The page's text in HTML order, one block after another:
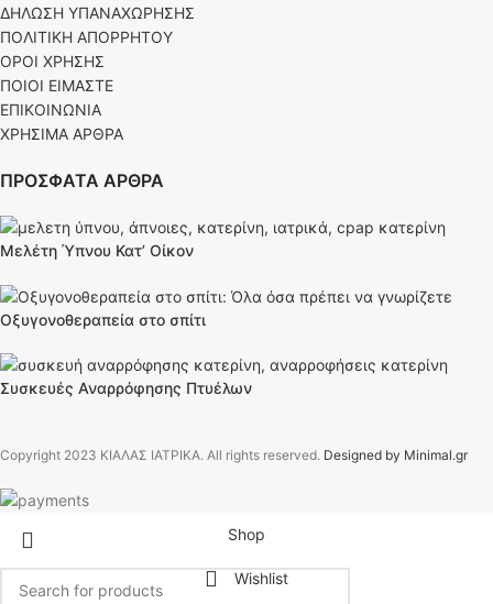
ΔΗΛΩΣΗ ΥΠΑΝΑΧΩΡΗΣΗΣ
ΠΟΛΙΤΙΚΗ ΑΠΟΡΡΗΤΟΥ
ΟΡΟΙ ΧΡΗΣΗΣ
ΠΟΙΟΙ ΕΙΜΑΣΤΕ
ΕΠΙΚΟΙΝΩΝΙΑ
ΧΡΗΣΙΜΑ ΑΡΘΡΑ
ΠΡΟΣΦΑΤΑ ΑΡΘΡΑ
Μελέτη Ύπνου Κατ’ Οίκον
Οξυγονοθεραπεία στο σπίτι
Συσκευές Αναρρόφησης Πτυέλων
Copyright 2023 ΚΙΑΛΑΣ ΙΑΤΡΙΚΑ. All rights reserved. Designed by Minimal.gr
Shop
Wishlist